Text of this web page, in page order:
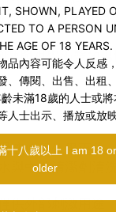
理、全覆蓋包覆
激與視覺衝擊的
液使用效果更佳
與中性清潔劑清
供外部刺激用途